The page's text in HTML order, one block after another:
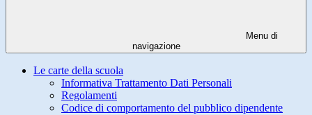
Menu di
navigazione
Le carte della scuola
Informativa Trattamento Dati Personali
Regolamenti
Codice di comportamento del pubblico dipendente